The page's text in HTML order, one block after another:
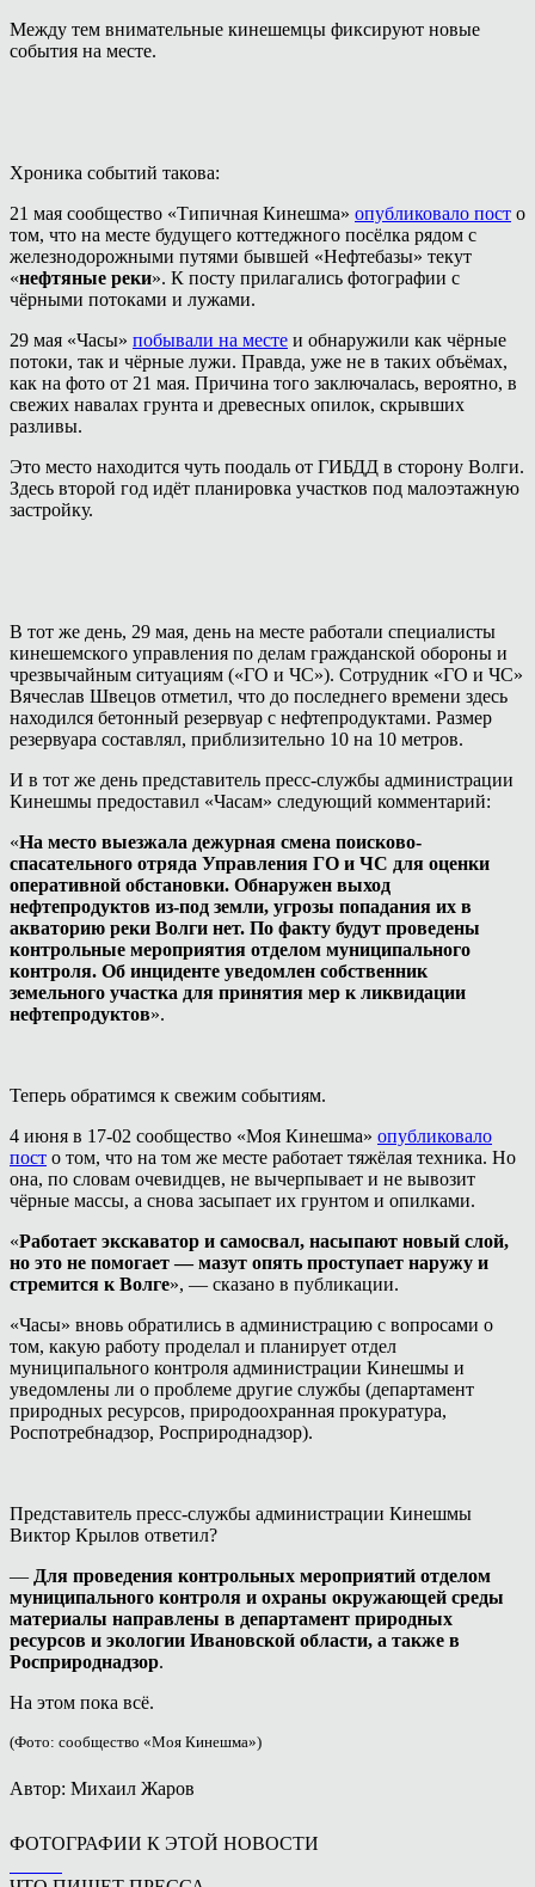
Между тем внимательные кинешемцы фиксируют новые
события на месте.
Хроника событий такова:
21 мая сообщество «Типичная Кинешма» опубликовало пост о
том, что на месте будущего коттеджного посёлка рядом с
железнодорожными путями бывшей «Нефтебазы» текут
«нефтяные реки». К посту прилагались фотографии с
чёрными потоками и лужами.
29 мая «Часы» побывали на месте и обнаружили как чёрные
потоки, так и чёрные лужи. Правда, уже не в таких объёмах,
как на фото от 21 мая. Причина того заключалась, вероятно, в
свежих навалах грунта и древесных опилок, скрывших
разливы.
Это место находится чуть поодаль от ГИБДД в сторону Волги.
Здесь второй год идёт планировка участков под малоэтажную
застройку.
В тот же день, 29 мая, день на месте работали специалисты
кинешемского управления по делам гражданской обороны и
чрезвычайным ситуациям («ГО и ЧС»). Сотрудник «ГО и ЧС»
Вячеслав Швецов отметил, что до последнего времени здесь
находился бетонный резервуар с нефтепродуктами. Размер
резервуара составлял, приблизительно 10 на 10 метров.
И в тот же день представитель пресс-службы администрации
Кинешмы предоставил «Часам» следующий комментарий:
«На место выезжала дежурная смена поисково-
спасательного отряда Управления ГО и ЧС для оценки
оперативной обстановки. Обнаружен выход
нефтепродуктов из-под земли, угрозы попадания их в
акваторию реки Волги нет. По факту будут проведены
контрольные мероприятия отделом муниципального
контроля. Об инциденте уведомлен собственник
земельного участка для принятия мер к ликвидации
нефтепродуктов».
Теперь обратимся к свежим событиям.
4 июня в 17-02 сообщество «Моя Кинешма» опубликовало
пост о том, что на том же месте работает тяжёлая техника. Но
она, по словам очевидцев, не вычерпывает и не вывозит
чёрные массы, а снова засыпает их грунтом и опилками.
«Работает экскаватор и самосвал, насыпают новый слой,
но это не помогает — мазут опять проступает наружу и
стремится к Волге», — сказано в публикации.
«Часы» вновь обратились в администрацию с вопросами о
том, какую работу проделал и планирует отдел
муниципального контроля администрации Кинешмы и
уведомлены ли о проблеме другие службы (департамент
природных ресурсов, природоохранная прокуратура,
Роспотребнадзор, Росприроднадзор).
Представитель пресс-службы администрации Кинешмы
Виктор Крылов ответил?
— Для проведения контрольных мероприятий отделом
муниципального контроля и охраны окружающей среды
материалы направлены в департамент природных
ресурсов и экологии Ивановской области, а также в
Росприроднадзор.
На этом пока всё.
(Фото: сообщество «Моя Кинешма»)
Автор: Михаил Жаров
ФОТОГРАФИИ К ЭТОЙ НОВОСТИ